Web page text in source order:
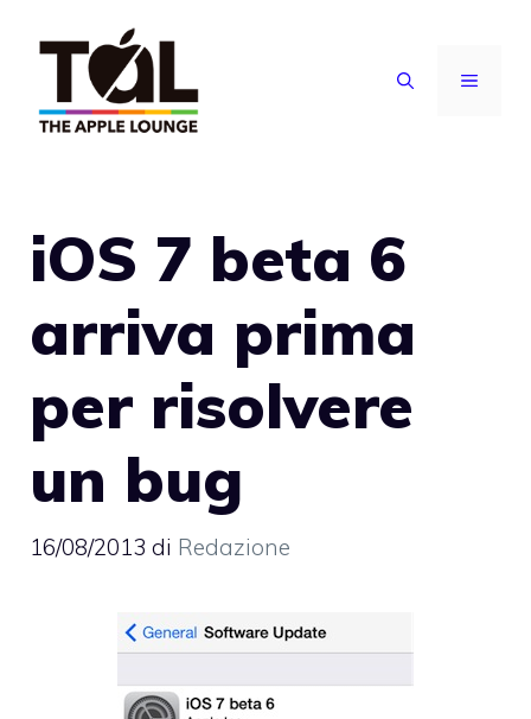
contenuto
MENU
iOS 7 beta 6
arriva prima
per risolvere
un bug
16/08/2013 di Redazione